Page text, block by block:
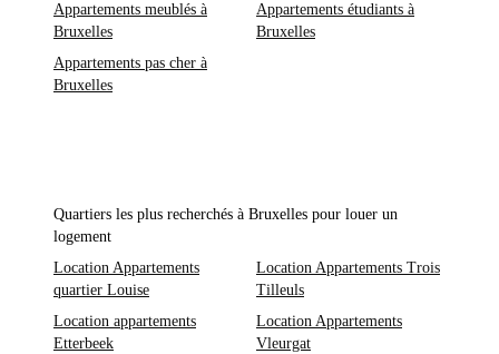
Appartements meublés à
Bruxelles
Appartements étudiants à
Bruxelles
Appartements pas cher à
Bruxelles
Quartiers les plus recherchés à Bruxelles pour louer un
logement
Location Appartements
quartier Louise
Location Appartements Trois
Tilleuls
Location appartements
Etterbeek
Location Appartements
Vleurgat